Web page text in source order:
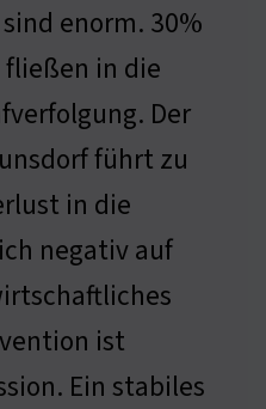
enorm. 30%
fließen in die
Der
führt zu
in die
negativ auf
ist
Ein stabiles